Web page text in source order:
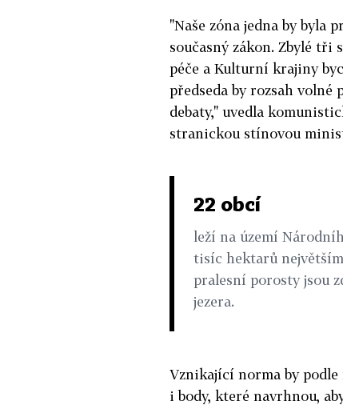
"Naše zóna jedna by byla
současný zákon. Zbylé tři
péče a Kulturní krajiny
předseda by rozsah volné
debaty," uvedla
stranickou stínovou
22 obcí
leží na území
tisíc hektarů
pralesní porosty jsou
jezera.
Vznikající norma by
i body, které navrhnou,